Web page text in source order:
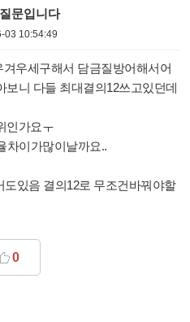
문입니다
03 10:54:49
우세구해서 담금질방어해서어
니 다들 최대결의12쓰고있던데
인가요ㅜ
차이가많이날까요..
있음 결의12로 무조건바꿔야할
0